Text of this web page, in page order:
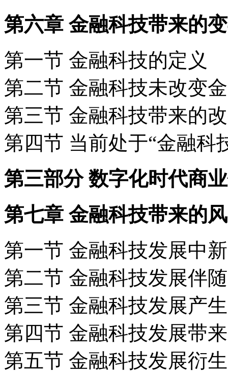
第六章 金融科技带来的
第一节 金融科技的定义
第二节 金融科技未改变
第三节 金融科技带来的
第四节 当前处于“金融科
第三部分 数字化时代商
第七章 金融科技带来的
第一节 金融科技发展中
第二节 金融科技发展伴
第三节 金融科技发展产
第四节 金融科技发展带
第五节 金融科技发展衍